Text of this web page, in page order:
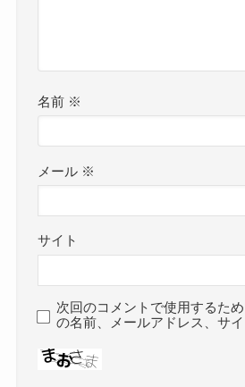
名前 ※
メール ※
サイト
次回のコメントで使用するた
の名前、メールアドレス、サイ